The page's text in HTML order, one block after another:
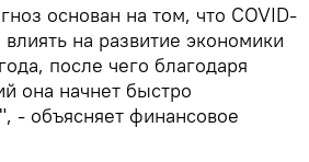
основан на том, что COVID-
влиять на развитие экономики
после чего благодаря
она начнет быстро
- объясняет финансовое